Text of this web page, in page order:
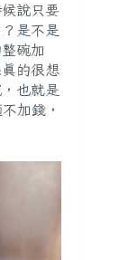
說只要
是不是
碗加
的很想
也就是
加錢，